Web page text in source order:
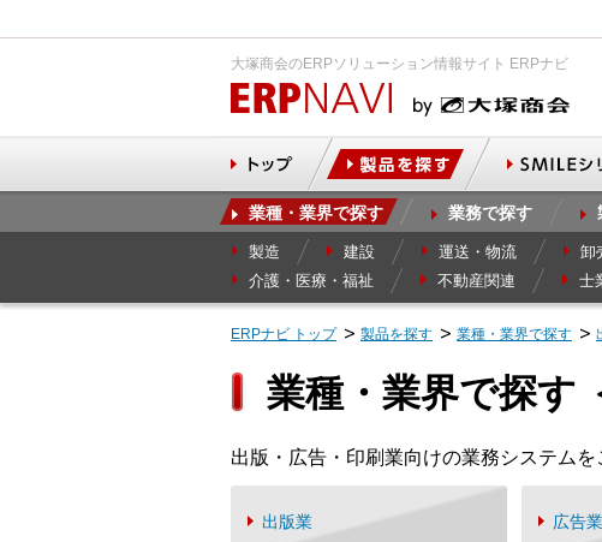
大塚商会のERPソリューション情報サイト ERPナビ
業種・業界で探す 業務で探す
製造 建設 運送・物流 卸
介護・医療・福祉
不動産関連 士
ERPナビ トップ 製品を探す 業種・業界で探す
業種・業界で探す
出版・広告・印刷業向けの業務システム
出版業 広告業